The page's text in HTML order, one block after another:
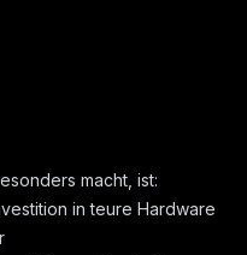
macht, ist:
in teure Hardware